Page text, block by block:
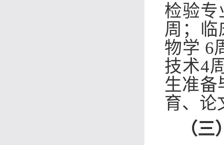
检验专
周；临
物学 6
技术4
生准备
育、论
（